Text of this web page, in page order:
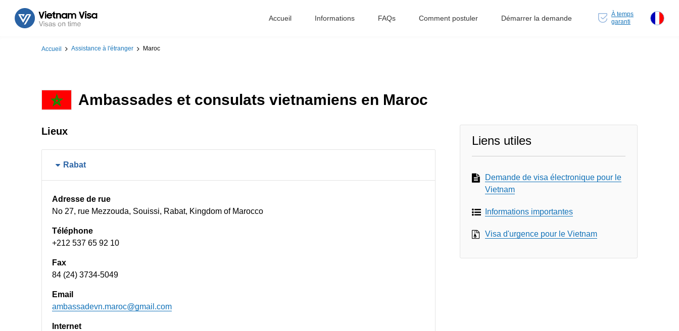
Accueil Informations FAQs Comment postuler Démarrer la demande
À temps
garanti
Accueil Assistance à l'étranger Maroc
Ambassades et consulats vietnamiens en Maroc
Lieux
Rabat
Adresse de rue
No 27, rue Mezzouda, Souissi, Rabat, Kingdom of Marocco
Téléphone
+212 537 65 92 10
Fax
84 (24) 3734-5049
Email
ambassadevn.maroc@gmail.com
Internet
Liens utiles
Demande de visa électronique pour le
Vietnam
Informations importantes
Visa d'urgence pour le Vietnam